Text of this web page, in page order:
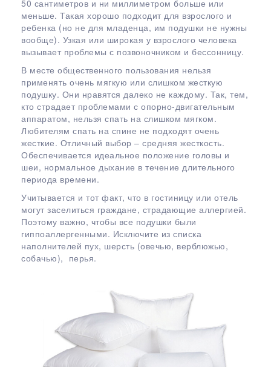
50 сантиметров и ни миллиметром больше или
меньше. Такая хорошо подходит для взрослого и
ребенка (но не для младенца, им подушки не нужны
вообще). Узкая или широкая у взрослого человека
вызывает проблемы с позвоночником и бессонницу.
В месте общественного пользования нельзя
применять очень мягкую или слишком жесткую
подушку. Они нравятся далеко не каждому. Так, тем,
кто страдает проблемами с опорно-двигательным
аппаратом, нельзя спать на слишком мягком.
Любителям спать на спине не подходят очень
жесткие. Отличный выбор – средняя жесткость.
Обеспечивается идеальное положение головы и
шеи, нормальное дыхание в течение длительного
периода времени.
Учитывается и тот факт, что в гостиницу или отель
могут заселиться граждане, страдающие аллергией.
Поэтому важно, чтобы все подушки были
гиппоаллергенными. Исключите из списка
наполнителей пух, шерсть (овечью, верблюжью,
собачью), перья.